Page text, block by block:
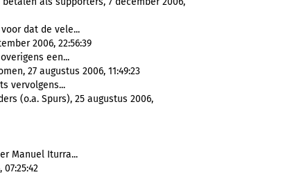
dat de vele...
2006, 22:56:39
een...
27 augustus 2006, 11:49:23
vervolgens...
(o.a. Spurs), 25 augustus 2006,
Manuel Iturra...